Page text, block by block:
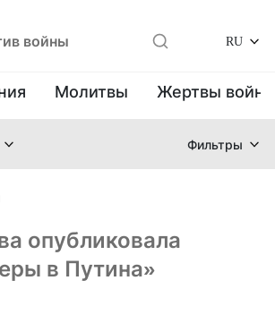
войны RU
Молитвы Жертвы
Фильтры
опубликовала
в Путина»